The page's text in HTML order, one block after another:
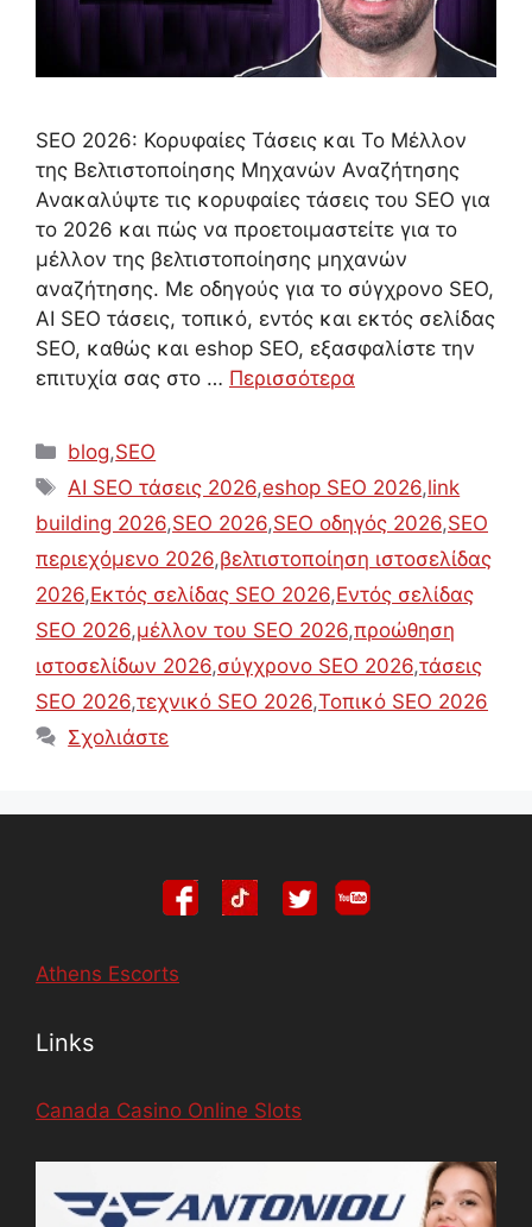
SEO 2026: Κορυφαίες Τάσεις και Το Μέλλον
της Βελτιστοποίησης Μηχανών Αναζήτησης
Ανακαλύψτε τις κορυφαίες τάσεις του SEO για
το 2026 και πώς να προετοιμαστείτε για το
μέλλον της βελτιστοποίησης μηχανών
αναζήτησης. Με οδηγούς για το σύγχρονο SEO,
AI SEO τάσεις, τοπικό, εντός και εκτός σελίδας
SEO, καθώς και eshop SEO, εξασφαλίστε την
επιτυχία σας στο … Περισσότερα
Κατηγορίες
blog,SEO
Ετικέτες
AI SEO τάσεις 2026,eshop SEO 2026,link
building 2026,SEO 2026,SEO οδηγός 2026,SEO
περιεχόμενο 2026,βελτιστοποίηση ιστοσελίδας
2026,Εκτός σελίδας SEO 2026,Εντός σελίδας
SEO 2026,μέλλον του SEO 2026,προώθηση
ιστοσελίδων 2026,σύγχρονο SEO 2026,τάσεις
SEO 2026,τεχνικό SEO 2026,Τοπικό SEO 2026
Σχολιάστε
Athens Escorts
Links
Canada Casino Online Slots